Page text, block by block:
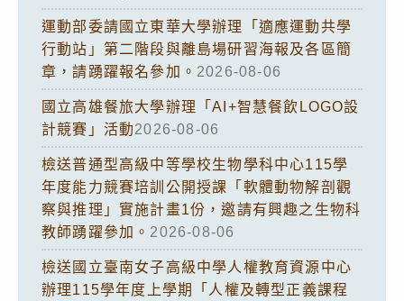
運動部委請國立東華大學辦理「適應運動共學
行動站」第二階段與離島場研習海報及各區簡
章，請踴躍報名參加。 2026-08-06
國立高雄餐旅大學辦理「AI+智慧餐飲LOGO設
計競賽」活動2026-08-06
檢送普通型高級中等學校生物學科中心115學
年度能力競賽培訓公開授課「軟體動物解剖觀
察與推理」實施計畫1份，邀請有興趣之生物科
教師踴躍參加。 2026-08-06
檢送國立臺南女子高級中學人權教育資源中心
辦理115學年度上學期「人權及轉型正義課程